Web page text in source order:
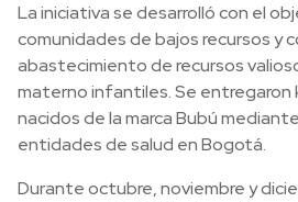
La iniciativa se desarrolló con el
comunidades de bajos recursos y
abastecimiento de recursos
materno infantiles. Se entregaron
nacidos de la marca Bubú
entidades de salud en Bogotá.
Durante octubre, noviembre y